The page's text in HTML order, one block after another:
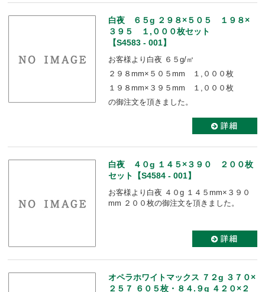
白夜 ６５g ２９８×５０５ １９８×
３９５ １,０００枚セット
【S4583 - 001】
お客様より白夜 ６５g/㎡
２９８mm×５０５mm １,０００枚
１９８mm×３９５mm １,０００枚
の御注文を頂きました。
白夜 ４０g １４５×３９０ ２００枚
セット【S4584 - 001】
お客様より白夜 ４０g １４５mm×３９０
mm ２００枚の御注文を頂きました。
オペラホワイトマックス ７２g ３７０×
２５７ ６０５枚・８４.９g ４２０×２